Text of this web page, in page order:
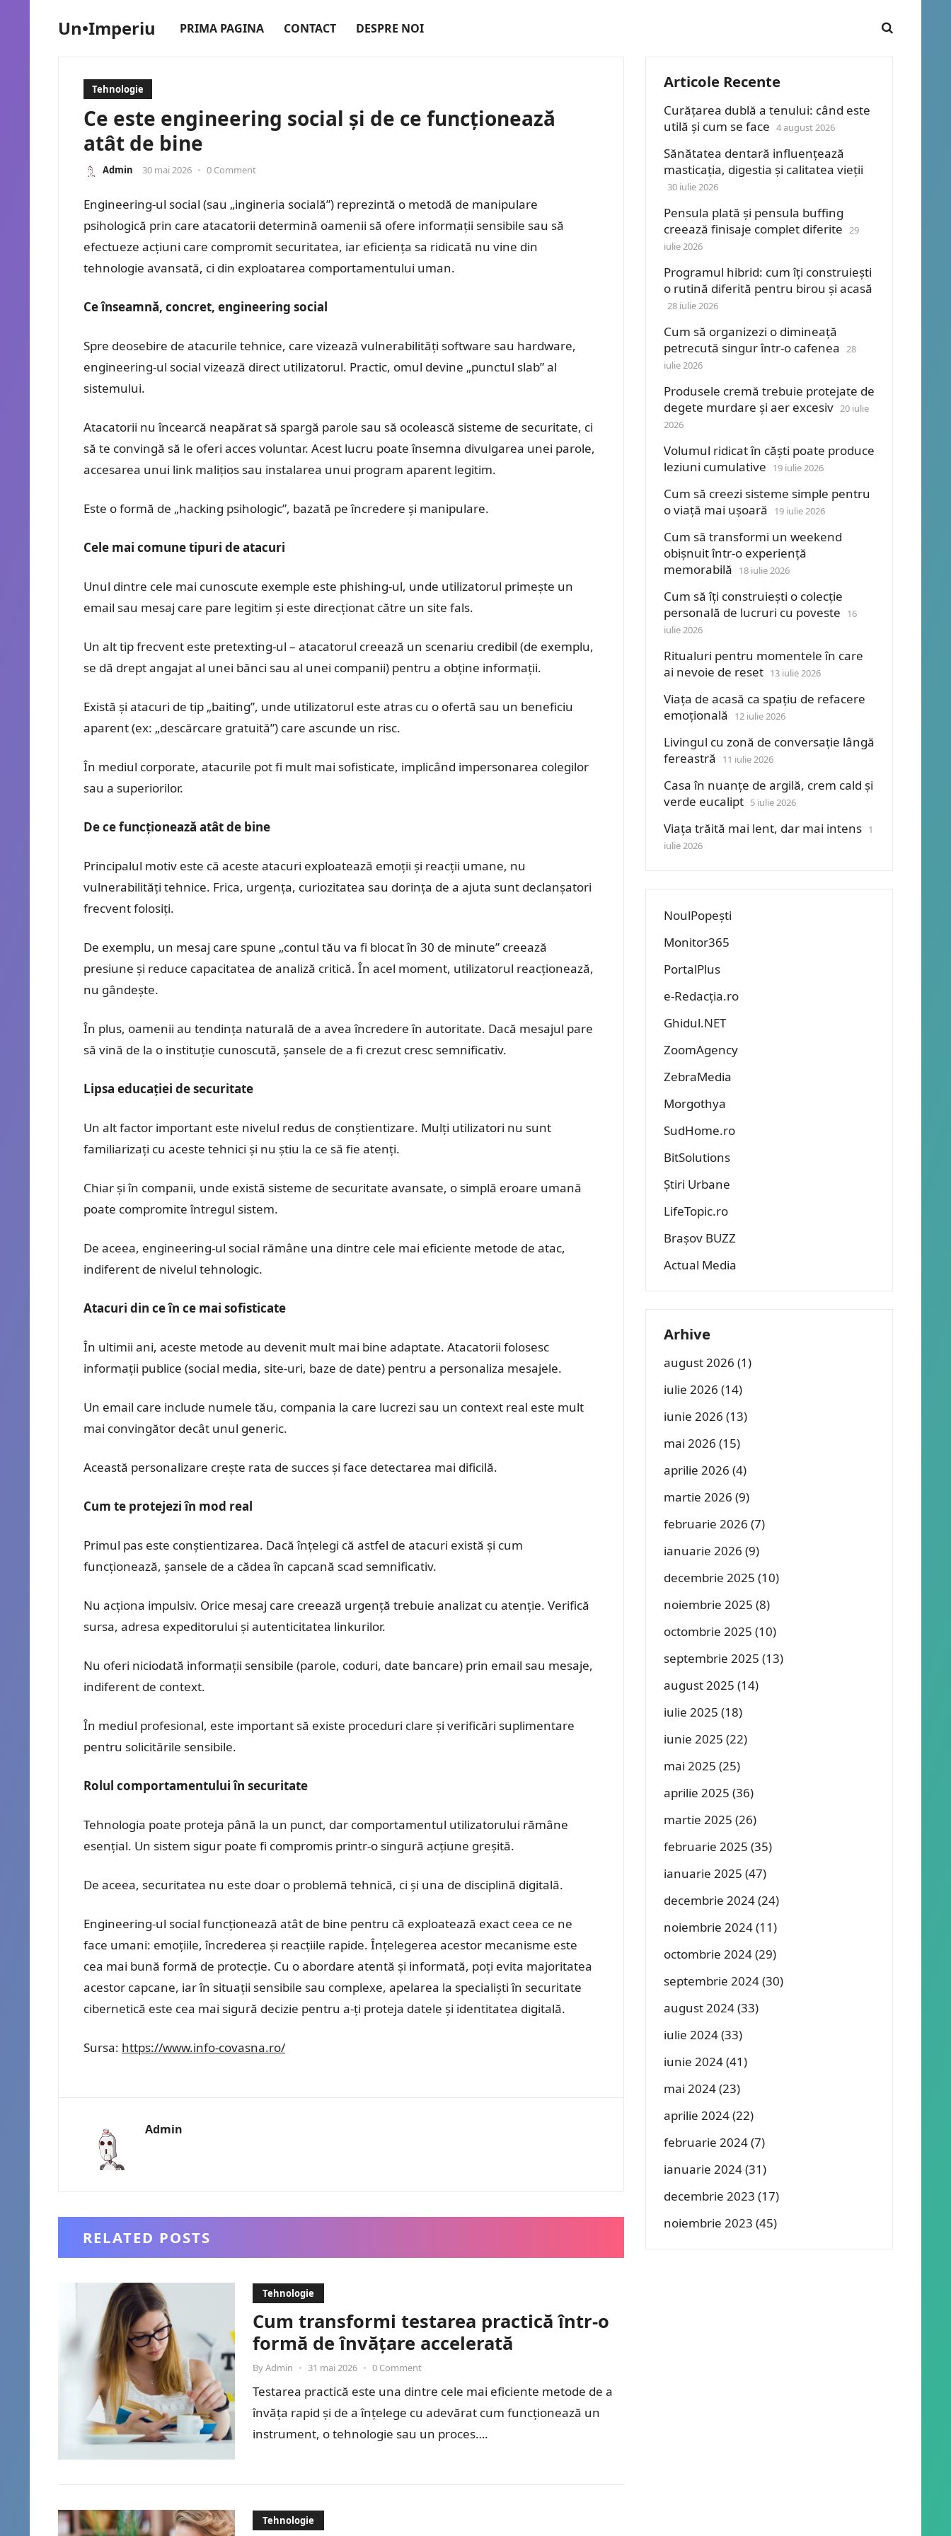
Un•Imperiu PRIMA PAGINA CONTACT DESPRE NOI
Tehnologie
Ce este engineering social și de ce funcționează
atât de bine
Admin 30 mai 2026 • 0 Comment
Engineering-ul social (sau „ingineria socială”) reprezintă o metodă de manipulare
psihologică prin care atacatorii determină oamenii să ofere informații sensibile sau să
efectueze acțiuni care compromit securitatea, iar eficiența sa ridicată nu vine din
tehnologie avansată, ci din exploatarea comportamentului uman.
Ce înseamnă, concret, engineering social
Spre deosebire de atacurile tehnice, care vizează vulnerabilități software sau hardware,
engineering-ul social vizează direct utilizatorul. Practic, omul devine „punctul slab” al
sistemului.
Atacatorii nu încearcă neapărat să spargă parole sau să ocolească sisteme de securitate, ci
să te convingă să le oferi acces voluntar. Acest lucru poate însemna divulgarea unei parole,
accesarea unui link malițios sau instalarea unui program aparent legitim.
Este o formă de „hacking psihologic”, bazată pe încredere și manipulare.
Cele mai comune tipuri de atacuri
Unul dintre cele mai cunoscute exemple este phishing-ul, unde utilizatorul primește un
email sau mesaj care pare legitim și este direcționat către un site fals.
Un alt tip frecvent este pretexting-ul – atacatorul creează un scenariu credibil (de exemplu,
se dă drept angajat al unei bănci sau al unei companii) pentru a obține informații.
Există și atacuri de tip „baiting”, unde utilizatorul este atras cu o ofertă sau un beneficiu
aparent (ex: „descărcare gratuită”) care ascunde un risc.
În mediul corporate, atacurile pot fi mult mai sofisticate, implicând impersonarea colegilor
sau a superiorilor.
De ce funcționează atât de bine
Principalul motiv este că aceste atacuri exploatează emoții și reacții umane, nu
vulnerabilități tehnice. Frica, urgența, curiozitatea sau dorința de a ajuta sunt declanșatori
frecvent folosiți.
De exemplu, un mesaj care spune „contul tău va fi blocat în 30 de minute” creează
presiune și reduce capacitatea de analiză critică. În acel moment, utilizatorul reacționează,
nu gândește.
În plus, oamenii au tendința naturală de a avea încredere în autoritate. Dacă mesajul pare
să vină de la o instituție cunoscută, șansele de a fi crezut cresc semnificativ.
Lipsa educației de securitate
Un alt factor important este nivelul redus de conștientizare. Mulți utilizatori nu sunt
familiarizați cu aceste tehnici și nu știu la ce să fie atenți.
Chiar și în companii, unde există sisteme de securitate avansate, o simplă eroare umană
poate compromite întregul sistem.
De aceea, engineering-ul social rămâne una dintre cele mai eficiente metode de atac,
indiferent de nivelul tehnologic.
Atacuri din ce în ce mai sofisticate
În ultimii ani, aceste metode au devenit mult mai bine adaptate. Atacatorii folosesc
informații publice (social media, site-uri, baze de date) pentru a personaliza mesajele.
Un email care include numele tău, compania la care lucrezi sau un context real este mult
mai convingător decât unul generic.
Această personalizare crește rata de succes și face detectarea mai dificilă.
Cum te protejezi în mod real
Primul pas este conștientizarea. Dacă înțelegi că astfel de atacuri există și cum
funcționează, șansele de a cădea în capcană scad semnificativ.
Nu acționa impulsiv. Orice mesaj care creează urgență trebuie analizat cu atenție. Verifică
sursa, adresa expeditorului și autenticitatea linkurilor.
Nu oferi niciodată informații sensibile (parole, coduri, date bancare) prin email sau mesaje,
indiferent de context.
În mediul profesional, este important să existe proceduri clare și verificări suplimentare
pentru solicitările sensibile.
Rolul comportamentului în securitate
Tehnologia poate proteja până la un punct, dar comportamentul utilizatorului rămâne
esențial. Un sistem sigur poate fi compromis printr-o singură acțiune greșită.
De aceea, securitatea nu este doar o problemă tehnică, ci și una de disciplină digitală.
Engineering-ul social funcționează atât de bine pentru că exploatează exact ceea ce ne
face umani: emoțiile, încrederea și reacțiile rapide. Înțelegerea acestor mecanisme este
cea mai bună formă de protecție. Cu o abordare atentă și informată, poți evita majoritatea
acestor capcane, iar în situații sensibile sau complexe, apelarea la specialiști în securitate
cibernetică este cea mai sigură decizie pentru a-ți proteja datele și identitatea digitală.
Sursa: https://www.info-covasna.ro/
Admin
RELATED POSTS
Tehnologie
Cum transformi testarea practică într-o
formă de învățare accelerată
ByAdmin • 31 mai 2026 • 0 Comment
Testarea practică este una dintre cele mai eficiente metode de a
învăța rapid și de a înțelege cu adevărat cum funcționează un
instrument, o tehnologie sau un proces….
Tehnologie
Articole Recente
Curățarea dublă a tenului: când este
utilă și cum se face 4 august 2026
Sănătatea dentară influențează
masticația, digestia și calitatea vieții
30 iulie 2026
Pensula plată și pensula buffing
creează finisaje complet diferite 29
iulie 2026
Programul hibrid: cum îți construiești
o rutină diferită pentru birou și acasă
28 iulie 2026
Cum să organizezi o dimineață
petrecută singur într-o cafenea 28
iulie 2026
Produsele cremă trebuie protejate de
degete murdare și aer excesiv 20 iulie
2026
Volumul ridicat în căști poate produce
leziuni cumulative
19 iulie 2026
Cum să creezi sisteme simple pentru
o viață mai ușoară
19 iulie 2026
Cum să transformi un weekend
obișnuit într-o experiență
memorabilă
18 iulie 2026
Cum să îți construiești o colecție
personală de lucruri cu poveste
16
iulie 2026
Ritualuri pentru momentele în care
ai nevoie de reset 13 iulie 2026
Viața de acasă ca spațiu de refacere
emoțională
12 iulie 2026
Livingul cu zonă de conversație lângă
fereastră
11 iulie 2026
Casa în nuanțe de argilă, crem cald și
verde eucalipt 5 iulie 2026
Viața trăită mai lent, dar mai intens 1
iulie 2026
NoulPopești
Monitor365
PortalPlus
e-Redacția.ro
Ghidul.NET
ZoomAgency
ZebraMedia
Morgothya
SudHome.ro
BitSolutions
Știri Urbane
LifeTopic.ro
Brașov BUZZ
Actual Media
Arhive
august 2026 (1)
iulie 2026 (14)
iunie 2026 (13)
mai 2026 (15)
aprilie 2026 (4)
martie 2026 (9)
februarie 2026 (7)
ianuarie 2026 (9)
decembrie 2025 (10)
noiembrie 2025 (8)
octombrie 2025 (10)
septembrie 2025 (13)
august 2025 (14)
iulie 2025 (18)
iunie 2025 (22)
mai 2025 (25)
aprilie 2025 (36)
martie 2025 (26)
februarie 2025 (35)
ianuarie 2025 (47)
decembrie 2024(24)
noiembrie 2024(11)
octombrie 2024(29)
septembrie 2024(30)
august 2024(33)
iulie 2024(33)
iunie 2024(41)
mai 2024(23)
aprilie 2024(22)
februarie 2024(7)
ianuarie 2024(31)
decembrie 2023 (17)
noiembrie 2023 (45)